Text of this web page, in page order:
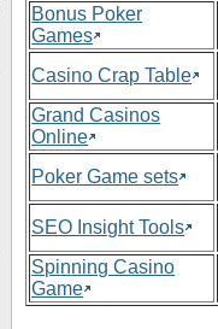
Bonus Poker
Games
Casino Crap Table
Grand Casinos
Online
Poker Game sets
SEO Insight Tools
Spinning Casino
Game